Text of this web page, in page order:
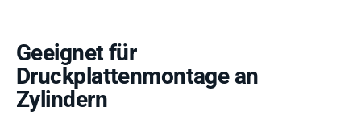
Geeignet für
Druckplattenmontage an
Zylindern